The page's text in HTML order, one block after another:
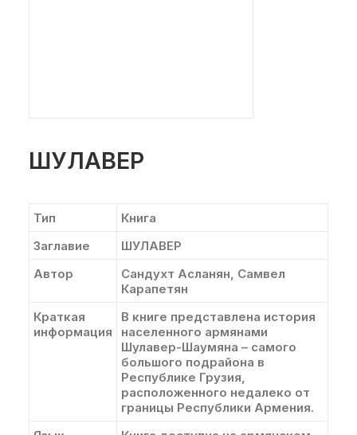
ШУЛАВЕР
Тип
Книга
Заглавие
ШУЛАВЕР
Автор
Сандухт Асланян, Самвел
Карапетян
Краткая
информация
В книге представлена история
населенного армянами
Шулавер-Шаумяна – самого
большого подрайона в
Республике Грузия,
расположенного недалеко от
границы Республики Армения.